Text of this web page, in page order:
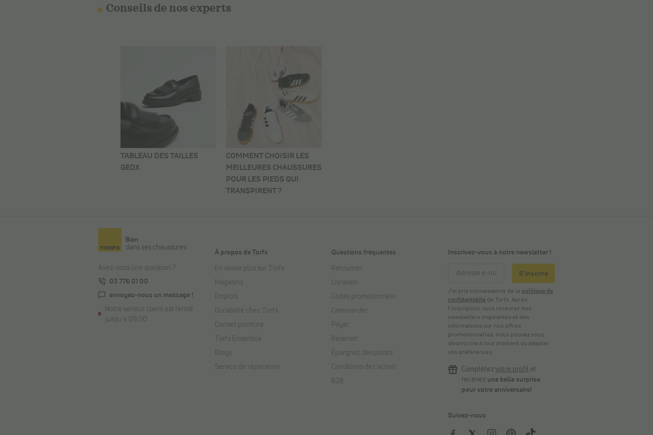
Conseils de nos experts
TABLEAU DES TAILLES
GEOX
COMMENT CHOISIR LES
MEILLEURES CHAUSSURES
POUR LES PIEDS QUI
TRANSPIRENT ?
Bien
dans ses chaussures
Avez-vous une question ?
03 776 01 00
envoyez-nous un message !
Notre service client est fermé
jusqu'à 09:00
À propos de Torfs
En savoir plus sur Torfs
Magasins
Emplois
Durabilité chez Torfs
Conseil pointure
Torfs Ensemble
Blogs
Service de réparation
Questions fréquentes
Retourner
Livraison
Codes promotionnels
Commander
Payer
Réserver
Épargnez des points
Conditions de l'action
B2B
Inscrivez-vous à notre newsletter !
S'inscrire
J’ai pris connaissance de la politique de
confidentialité de Torfs. Après
l’inscription, vous recevrez nos
newsletters inspirantes et des
informations sur nos offres
promotionnelles. Vous pouvez vous
désinscrire à tout moment ou adapter
vos préférences.
Complétez votre profil et
recevez une belle surprise
pour votre anniversaire!
Suivez-nous